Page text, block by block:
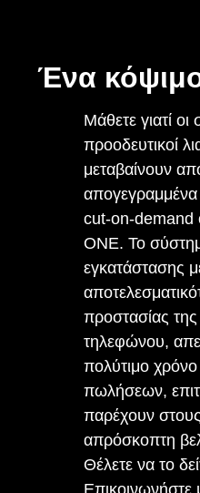
Ένα
Μάθετε γιατί οι
προοδευτικοί
μεταβαίνουν
cut-on-demand
ONE. Το
εγκατάστασης
προστασίας
τηλεφώνου,
πολύτιμο
πωλήσεων,
παρέχουν
απρόσκοπτη
Θέλετε να το
Επικοινωνήστε